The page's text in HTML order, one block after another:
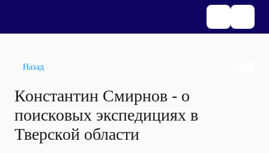
Назад
Константин Смирнов - о
поисковых экспедициях в
Тверской области